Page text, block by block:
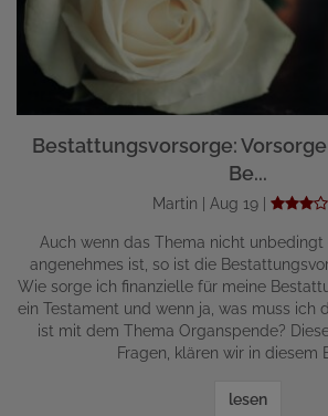
Bestattungsvorsorge:
Be...
Martin | Aug 19 |
Auch wenn das Thema nicht unbedingt
angenehmes ist, so ist die
Wie sorge ich finanzielle für meine
ein Testament und wenn ja, was muss ich
ist mit dem Thema Organspende?
Fragen, klären wir in diesem
lesen